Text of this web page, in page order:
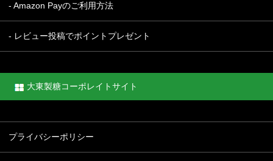
- Amazon Payのご利用方法
- レビュー投稿でポイントプレゼント
大東製糖コーポレイトサイト
プライバシーポリシー